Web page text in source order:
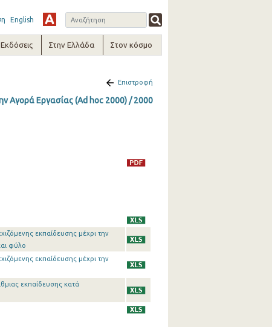
English
Στην Ελλάδα Στον κόσμο
Επιστροφή
Αγορά Εργασίας (Ad hoc 2000) / 2000
εκπαίδευσης μέχρι την
φύλο
εκπαίδευσης μέχρι την
εκπαίδευσης κατά